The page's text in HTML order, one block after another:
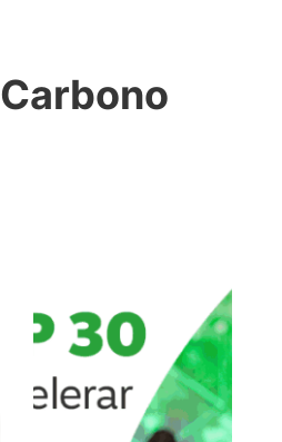
Carbono